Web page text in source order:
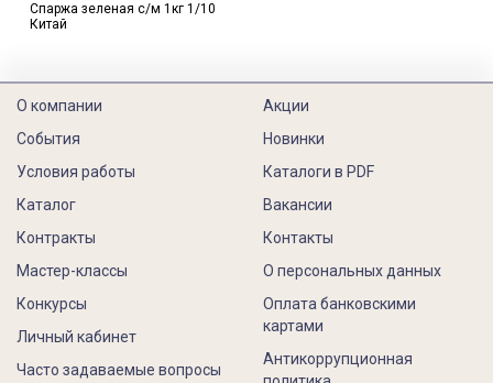
Спаржа зеленая с/м 1кг 1/10
Китай
О компании
События
Условия работы
Каталог
Контракты
Акции
Новинки
Каталоги в PDF
Вакансии
Контакты
Мастер-классы
Конкурсы
Личный кабинет
Часто задаваемые вопросы
О персональных данных
Оплата банковскими
картами
Антикоррупционная